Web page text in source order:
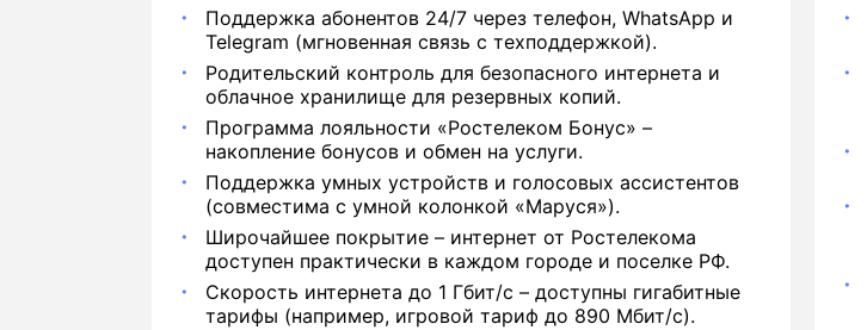
Поддержка абонентов 24/7 через телефон, WhatsApp и
Telegram (мгновенная связь с техподдержкой).
Родительский контроль для безопасного интернета и
облачное хранилище для резервных копий.
Программа лояльности «Ростелеком Бонус» –
накопление бонусов и обмен на услуги.
Поддержка умных устройств и голосовых ассистентов
(совместима с умной колонкой «Маруся»).
Широчайшее покрытие – интернет от Ростелекома
доступен практически в каждом городе и поселке РФ.
Скорость интернета до 1 Гбит/с – доступны гигабитные
тарифы (например, игровой тариф до 890 Мбит/с).